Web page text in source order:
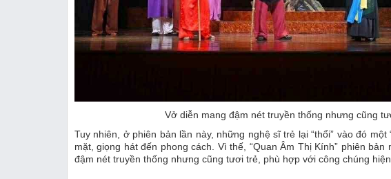
Vở diễn mang đậm nét truyền thống nhưng cũng
Tuy nhiên, ở phiên bản lần này, những nghệ sĩ trẻ lại “thổi” vào đó
mặt, giọng hát đến phong cách. Vì thế, “Quan Âm Thị Kính” phiên
đậm nét truyền thống nhưng cũng tươi trẻ, phù hợp với công chúng